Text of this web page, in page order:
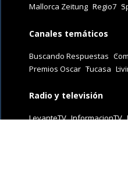
Mallorca Zeitung Regio7
Canales temáticos
Buscando Respuestas
Premios Oscar Tucasa
Radio y televisión
LevanteTV InformacionTV